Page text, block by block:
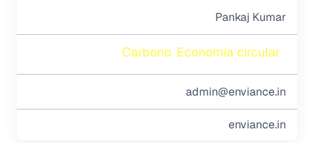
Pankaj Kumar
Carbono Economía circular
admin@enviance.in
enviance.in